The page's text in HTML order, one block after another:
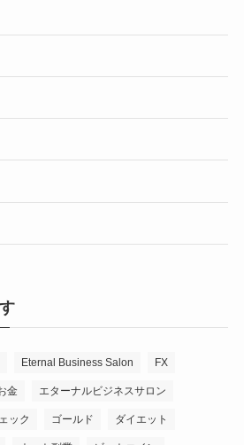
Eternal Business Salon FX
金 エターナルビジネスサロン
ック ゴールド ダイエット